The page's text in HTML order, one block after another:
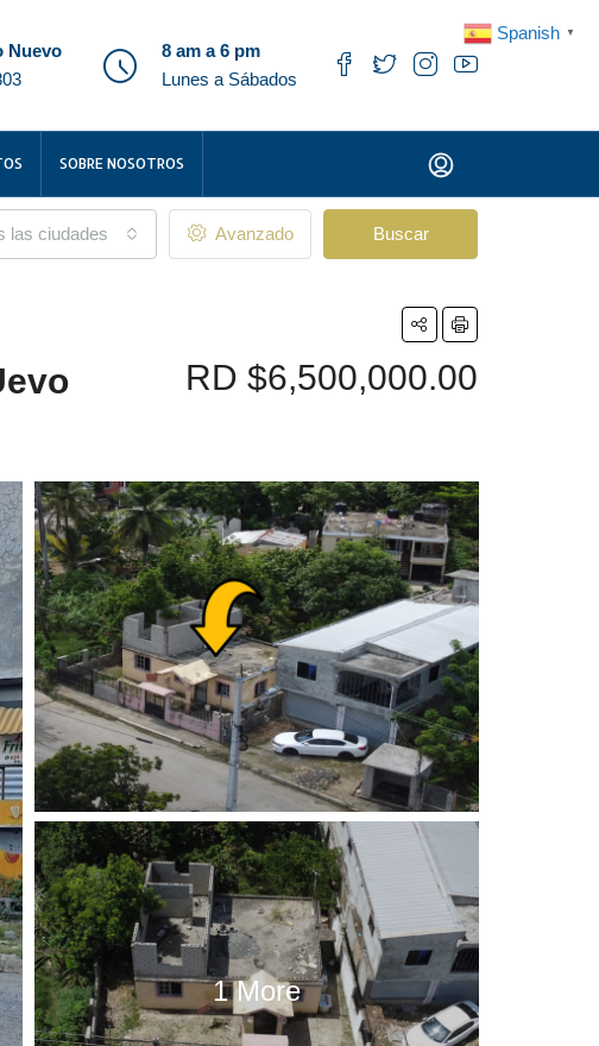
Nuevo
8 am a 6 pm
Lunes a Sábados
SOBRE NOSOTROS
las ciudades Avanzado Buscar
RD $6,500,000.00
1 More
Spanish ▼